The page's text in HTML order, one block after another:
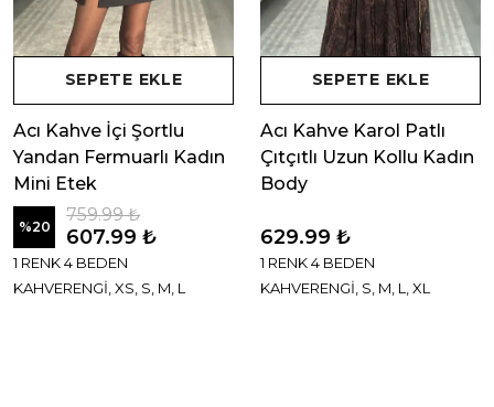
SEPETE EKLE
Acı Kahve İçi Şortlu
Yandan Fermuarlı Kadın
Mini Etek
%20
759.99 ₺
607.99 ₺
1 RENK 4 BEDEN
KAHVERENGİ, XS, S, M, L
SEPETE EKLE
Acı Kahve Karol Patlı
Çıtçıtlı Uzun Kollu Kadın
Body
629.99 ₺
1 RENK 4 BEDEN
KAHVERENGİ, S, M, L, XL